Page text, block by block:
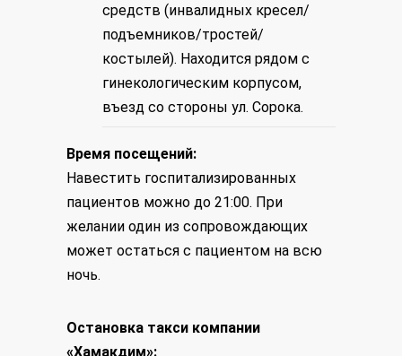
средств (инвалидных кресел/
подъемников/тростей/
костылей). Находится рядом с
гинекологическим корпусом,
въезд со стороны ул. Сорока.
Время посещений:
Навестить госпитализированных
пациентов можно до 21:00. При
желании один из сопровождающих
может остаться с пациентом на всю
ночь.
Остановка такси компании
«Хамакдим»: